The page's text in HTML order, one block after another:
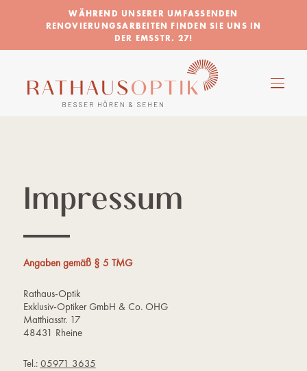
WÄHREND UNSERER UMFASSENDEN
RENOVIERUNGSARBEITEN FINDEN SIE UNS IN
DER EMSSTR. 27!
Impressum
Angaben gemäß § 5 TMG
Rathaus-Optik
Exklusiv-Optiker GmbH & Co. OHG
Matthiasstr. 17
48431 Rheine
Tel.: 05971 3635